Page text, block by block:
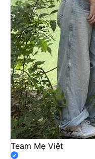
Team Mẹ Việt